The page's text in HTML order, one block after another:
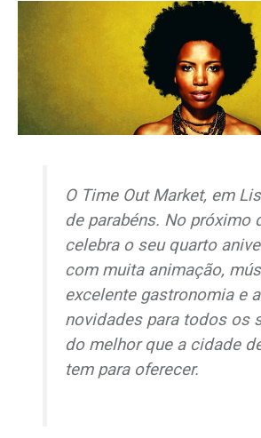
O Time Out Market, em
de parabéns. No próximo
celebra o seu quarto
com muita animação,
excelente gastronomia e
novidades para todos os
do melhor que a cidade
tem para oferecer.